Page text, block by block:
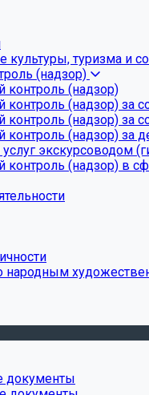
культуры, туризма и
(надзор)
контроль (надзор)
контроль (надзор)
(надзор) за
контроль (надзор) за
экскурсоводом
(надзор) в
народным
документы